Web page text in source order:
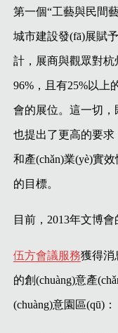
第一個“工藝與民間
城市建設發(fā)展賦
計，展商與觀眾
96%，且有25%以上
會的展位。這一切
也提出了更高的要求
和產(chǎn)業(yè)實
的目標。
目前，2013年文博會的
伍方會議服務獲得消
的創(chuàng)意產
(chuàng)意園區(qū)：